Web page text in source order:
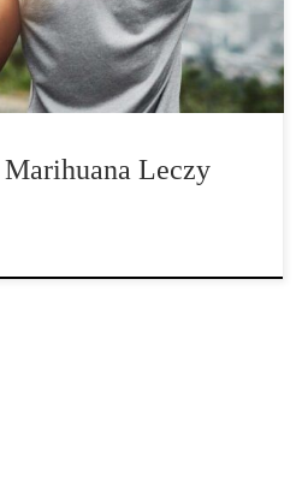
opioidy? Nasze ciało ma własny
który może pomóc w […]
Leczy